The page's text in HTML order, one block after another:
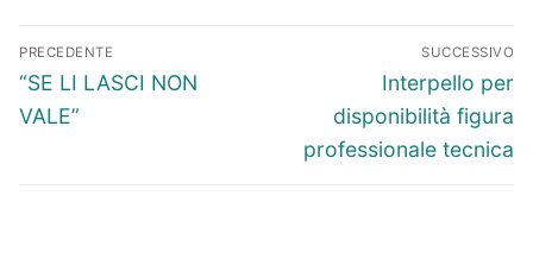
Navigazione
articoli
PRECEDENTE
Articolo
precedente:
“SE LI LASCI NON
VALE”
SUCCESSIVO
Articolo
successivo:
Interpello per
disponibilità figura
professionale tecnica